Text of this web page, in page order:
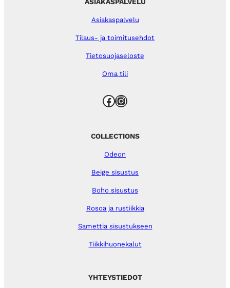
Asiakaspalvelu
Tilaus- ja toimitusehdot
Tietosuojaseloste
Oma tili
Facebook Instagram
YHTEYSTIEDOT
COLLECTIONS
Odeon
Beige sisustus
Boho sisustus
Rosoa ja rustiikkia
Samettia sisustukseen
Tiikkihuonekalut